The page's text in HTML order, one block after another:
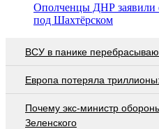
Ополченцы ДНР заявили
под Шахтёрском
ВСУ в панике
Европа потеряла
Почему экс-министр
Зеленского